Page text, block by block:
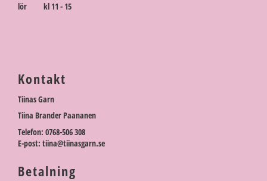
lör kl 11 - 15
Kontakt
Tiinas Garn
Tiina Brander Paananen
Telefon: 0768-506 308
E-post: tiina@tiinasgarn.se
Betalning